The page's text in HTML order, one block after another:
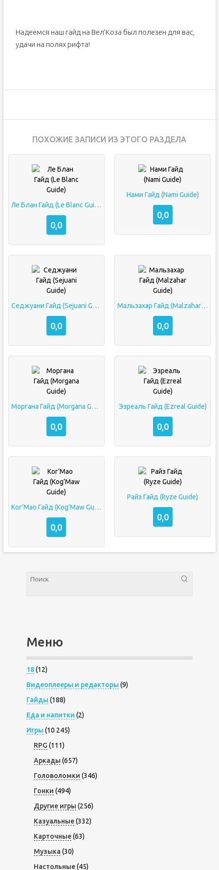
Надеемся наш гайд на Вел’Коза был полезен для вас,
удачи на полях рифта!
ПОХОЖИЕ ЗАПИСИ ИЗ ЭТОГО РАЗДЕЛА
Ле Блан Гайд (Le Blanc Guide)
0,0
Нами Гайд (Nami Guide)
0,0
Седжуани Гайд (Sejuani Guide)
0,0
Мальзахар Гайд (Malzahar Guide)
0,0
Моргана Гайд (Morgana Guide)
0,0
Эзреаль Гайд (Ezreal Guide)
0,0
Ког’Мао Гайд (Kog’Maw Guide)
0,0
Райз Гайд (Ryze Guide)
0,0
Меню
18(12)
Видеоплееры и редакторы (9)
Гайды (188)
Еда и напитки (2)
Игры (10 245)
RPG (111)
Аркады (657)
Головоломки (346)
Гонки (494)
Другие игры (256)
Казуальные(332)
Карточные(63)
Музыка (30)
Настольные(45)